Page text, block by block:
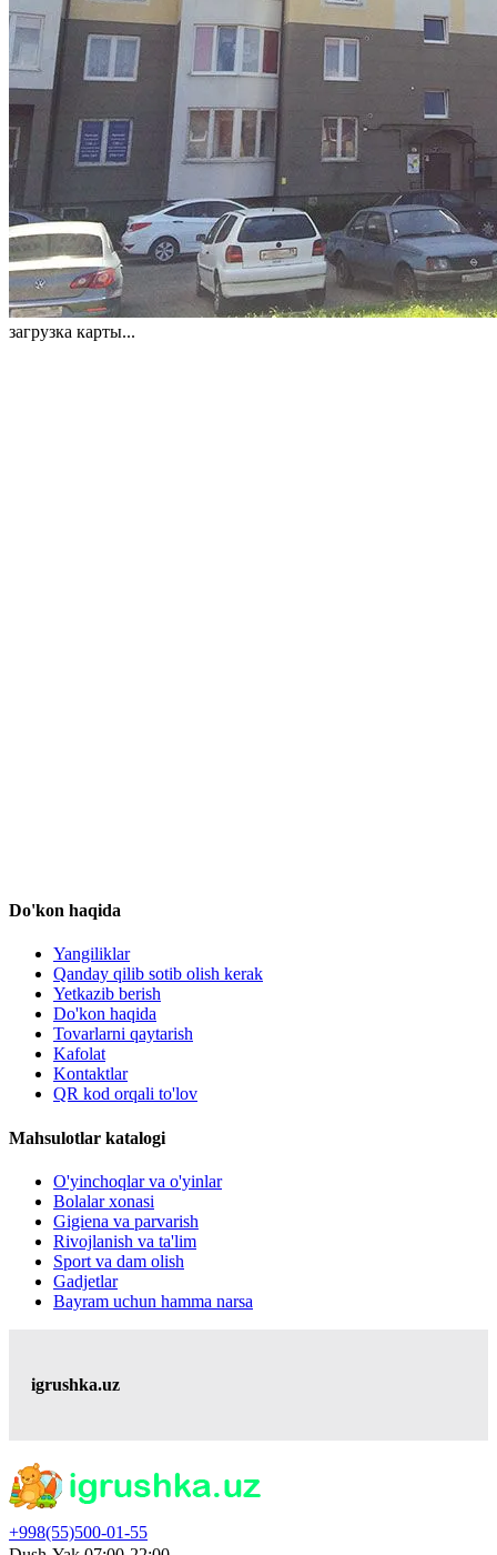
загрузка карты...
Do'kon haqida
Yangiliklar
Qanday qilib sotib olish kerak
Yetkazib berish
Do'kon haqida
Tovarlarni qaytarish
Kafolat
Kontaktlar
QR kod orqali to'lov
Mahsulotlar katalogi
O'yinchoqlar va o'yinlar
Bolalar xonasi
Gigiena va parvarish
Rivojlanish va ta'lim
Sport va dam olish
Gadjetlar
Bayram uchun hamma narsa
igrushka.uz
+998(55)500-01-55